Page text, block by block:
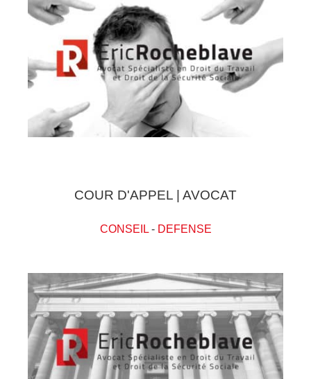
COUR D'APPEL | AVOCAT
CONSEIL- DEFENSE